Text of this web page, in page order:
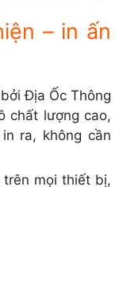
– in ấn
Địa Ốc Thông
chất lượng cao,
ra, không cần
trên mọi thiết bị,